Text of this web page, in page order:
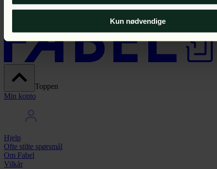
Kun nødvendige
Toppen
Min konto
Hjelp
Ofte stilte spørsmål
Om Fabel
Vilkår